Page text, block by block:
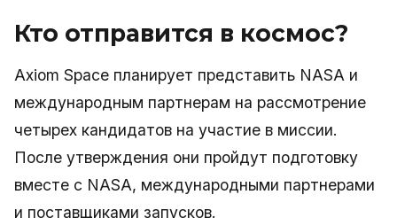
Кто отправится в космос?
Axiom Space планирует представить NASA и
международным партнерам на рассмотрение
четырех кандидатов на участие в миссии.
После утверждения они пройдут подготовку
вместе с NASA, международными партнерами
и поставщиками запусков.